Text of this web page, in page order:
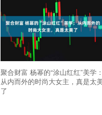
聚合财富 杨幂的“涂山红红”美学：
从内而外的时尚大女主，真是太
了